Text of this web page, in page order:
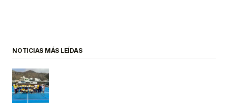
NOTICIAS MÁS LEÍDAS